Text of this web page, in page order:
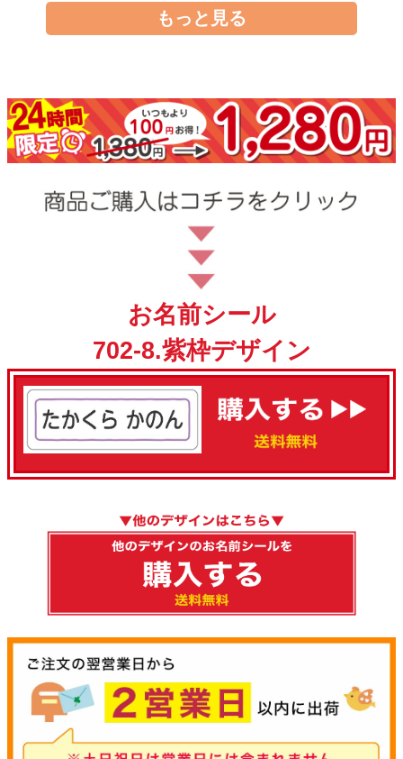
もっと見る
お名前シール
702-8.紫枠デザイン